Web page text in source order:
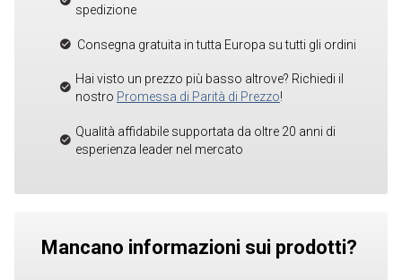
spedizione
Consegna gratuita in tutta Europa su tutti gli ordini
Hai visto un prezzo più basso altrove? Richiedi il
nostro Promessa di Parità di Prezzo!
Qualità affidabile supportata da oltre 20 anni di
esperienza leader nel mercato
Mancano informazioni sui prodotti?